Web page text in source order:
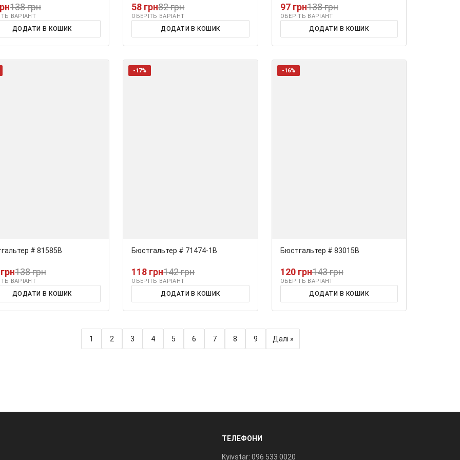
138 грн
ВАРІАНТ
ДОДАТИ В КОШИК
58 грн82 грн
ОБЕРІТЬ ВАРІАНТ
ДОДАТИ В КОШИК
97 грн138 грн
ОБЕРІТЬ ВАРІАНТ
ДОДАТИ В КОШИК
# 81585В
138 грн
ВАРІАНТ
ДОДАТИ В КОШИК
-17%
Бюстгальтер # 71474-1В
118 грн142 грн
ОБЕРІТЬ ВАРІАНТ
ДОДАТИ В КОШИК
-16%
Бюстгальтер # 83015В
120 грн143 грн
ОБЕРІТЬ ВАРІАНТ
ДОДАТИ В КОШИК
1 2 3 4 5 6 7 8 9 Далі »
ТЕЛЕФОНИ
Kyivstar: 096 533 0020